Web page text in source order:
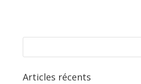
o e
Articles récents